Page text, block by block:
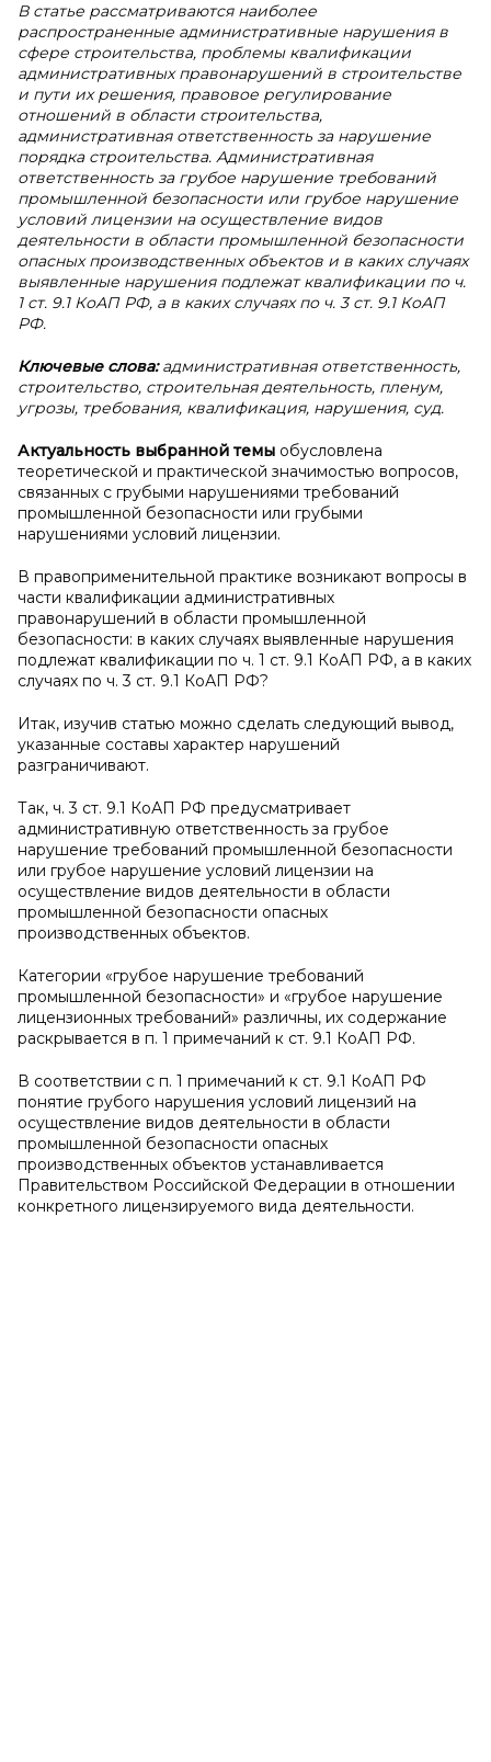
В статье рассматриваются наиболее
распространенные административные нарушения в
сфере строительства, проблемы квалификации
административных правонарушений в строительстве
и пути их решения, правовое регулирование
отношений в области строительства,
административная ответственность за нарушение
порядка строительства. Административная
ответственность за грубое нарушение требований
промышленной безопасности или грубое нарушение
условий лицензии на осуществление видов
деятельности в области промышленной безопасности
опасных производственных объектов и в каких случаях
выявленные нарушения подлежат квалификации по ч.
1 ст. 9.1 КоАП РФ, а в каких случаях по ч. 3 ст. 9.1 КоАП
РФ.
Ключевые слова:административная ответственность,
строительство, строительная деятельность, пленум,
угрозы, требования, квалификация, нарушения, суд.
Актуальность выбранной темы обусловлена
теоретической и практической значимостью вопросов,
связанных с грубыми нарушениями требований
промышленной безопасности или грубыми
нарушениями условий лицензии.
В правоприменительной практике возникают вопросы в
части квалификации административных
правонарушений в области промышленной
безопасности: в каких случаях выявленные нарушения
подлежат квалификации по ч. 1 ст. 9.1 КоАП РФ, а в каких
случаях по ч. 3 ст. 9.1 КоАП РФ?
Итак, изучив статью можно сделать следующий вывод,
указанные составы характер нарушений
разграничивают.
Так, ч. 3 ст. 9.1 КоАП РФ предусматривает
административную ответственность за грубое
нарушение требований промышленной безопасности
или грубое нарушение условий лицензии на
осуществление видов деятельности в области
промышленной безопасности опасных
производственных объектов.
Категории «грубое нарушение требований
промышленной безопасности» и «грубое нарушение
лицензионных требований» различны, их содержание
раскрывается в п. 1 примечаний к ст. 9.1 КоАП РФ.
В соответствии с п. 1 примечаний к ст. 9.1 КоАП РФ
понятие грубого нарушения условий лицензий на
осуществление видов деятельности в области
промышленной безопасности опасных
производственных объектов устанавливается
Правительством Российской Федерации в отношении
конкретного лицензируемого вида деятельности.